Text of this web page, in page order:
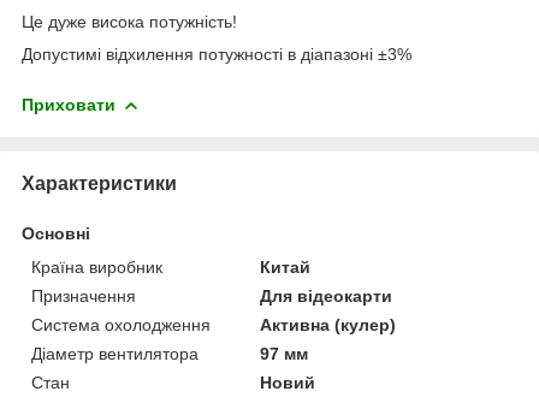
Це дуже висока потужність!
Допустимі відхилення потужності в діапазоні ±3%
Приховати
Характеристики
Основні
Країна виробник
Китай
Призначення
Для відеокарти
Система охолодження
Активна (кулер)
Діаметр вентилятора
97 мм
Стан
Новий